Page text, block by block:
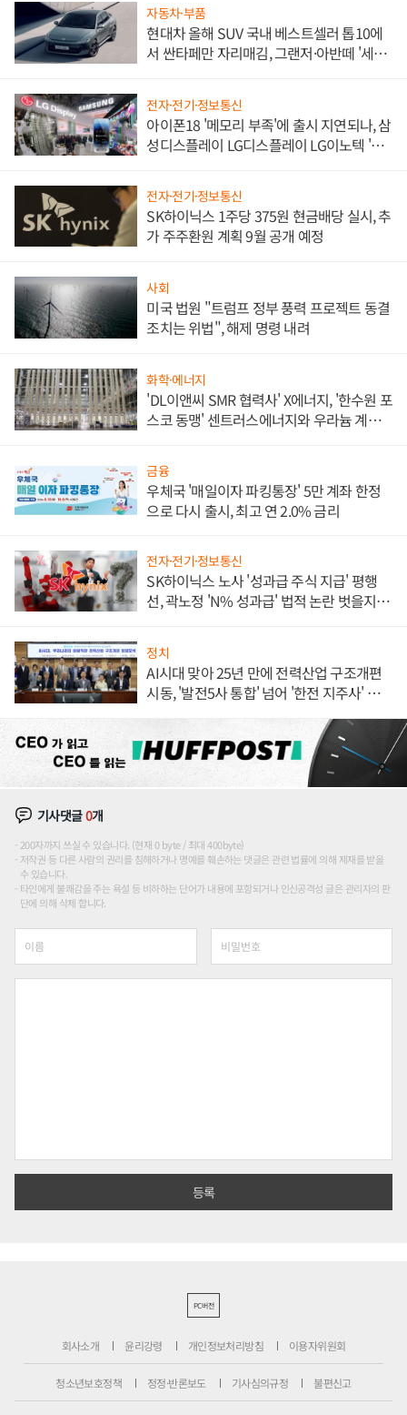
자동차·부품
현대차 올해 SUV 국내 베스트셀러 톱10에
서 싼타페만 자리매김, 그랜저·아반떼 '세단
전자·전기·정보통신
아이폰18 '메모리 부족'에 출시 지연되나, 삼
성디스플레이 LG디스플레이 LG이노텍 '탈
전자·전기·정보통신
SK하이닉스 1주당 375원 현금배당 실시, 추
가 주주환원 계획 9월 공개 예정
사회
미국 법원 "트럼프 정부 풍력 프로젝트 동결
조치는 위법", 해제 명령 내려
화학·에너지
'DL이앤씨 SMR 협력사' X에너지, '한수원 포
스코 동맹' 센트러스에너지와 우라늄 계약
금융
우체국 '매일이자 파킹통장' 5만 계좌 한정
으로 다시 출시, 최고 연 2.0% 금리
전자·전기·정보통신
SK하이닉스 노사 '성과급 주식 지급' 평행
선, 곽노정 'N% 성과급' 법적 논란 벗을지 주
정치
AI시대 맞아 25년 만에 전력산업 구조개편
시동, '발전5사 통합' 넘어 '한전 지주사' 재편
기사댓글0개
200자까지 쓰실 수 있습니다. (현재 0 byte / 최대 400byte)
저작권 등 다른 사람의 권리를 침해하거나 명예를 훼손하는 댓글은 관련 법률에 의해 제재를 받을
수 있습니다.
타인에게 불쾌감을 주는 욕설 등 비하하는 단어가 내용에 포함되거나 인신공격성 글은 관리자의 판
단에 의해 삭제 합니다.
PC버전
회사소개 윤리강령 개인정보처리방침 이용자위원회
청소년보호정책 정정·반론보도 기사심의규정 불편신고